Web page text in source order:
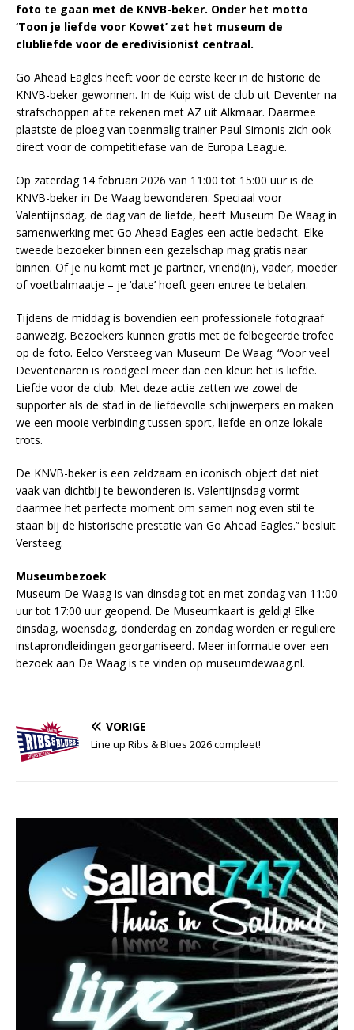
foto te gaan met de KNVB-beker. Onder het motto
‘Toon je liefde voor Kowet’ zet het museum de
clubliefde voor de eredivisionist centraal.
Go Ahead Eagles heeft voor de eerste keer in de historie de
KNVB-beker gewonnen. In de Kuip wist de club uit Deventer na
strafschoppen af te rekenen met AZ uit Alkmaar. Daarmee
plaatste de ploeg van toenmalig trainer Paul Simonis zich ook
direct voor de competitiefase van de Europa League.
Op zaterdag 14 februari 2026 van 11:00 tot 15:00 uur is de
KNVB-beker in De Waag bewonderen. Speciaal voor
Valentijnsdag, de dag van de liefde, heeft Museum De Waag in
samenwerking met Go Ahead Eagles een actie bedacht. Elke
tweede bezoeker binnen een gezelschap mag gratis naar
binnen. Of je nu komt met je partner, vriend(in), vader, moeder
of voetbalmaatje – je ‘date’ hoeft geen entree te betalen.
Tijdens de middag is bovendien een professionele fotograaf
aanwezig. Bezoekers kunnen gratis met de felbegeerde trofee
op de foto. Eelco Versteeg van Museum De Waag: “Voor veel
Deventenaren is roodgeel meer dan een kleur: het is liefde.
Liefde voor de club. Met deze actie zetten we zowel de
supporter als de stad in de liefdevolle schijnwerpers en maken
we een mooie verbinding tussen sport, liefde en onze lokale
trots.
De KNVB-beker is een zeldzaam en iconisch object dat niet
vaak van dichtbij te bewonderen is. Valentijnsdag vormt
daarmee het perfecte moment om samen nog even stil te
staan bij de historische prestatie van Go Ahead Eagles.” besluit
Versteeg.
Museumbezoek
Museum De Waag is van dinsdag tot en met zondag van 11:00
uur tot 17:00 uur geopend. De Museumkaart is geldig! Elke
dinsdag, woensdag, donderdag en zondag worden er reguliere
instaprondleidingen georganiseerd. Meer informatie over een
bezoek aan De Waag is te vinden op museumdewaag.nl.
VORIGE
Line up Ribs & Blues 2026 compleet!